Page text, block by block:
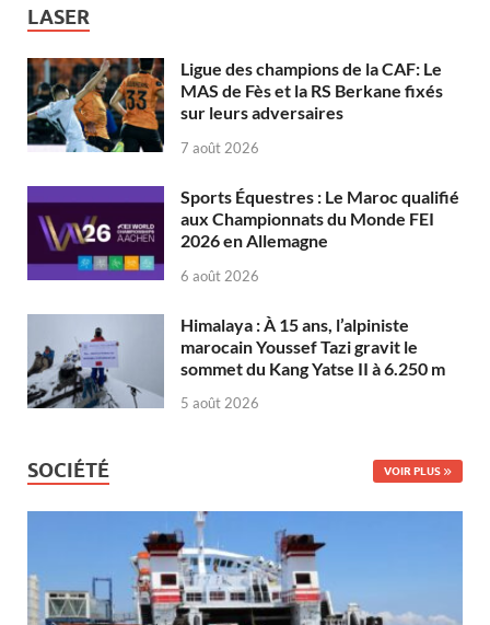
LASER
Ligue des champions de la CAF: Le
MAS de Fès et la RS Berkane fixés
sur leurs adversaires
7 août 2026
Sports Équestres : Le Maroc qualifié
aux Championnats du Monde FEI
2026 en Allemagne
6 août 2026
Himalaya : À 15 ans, l’alpiniste
marocain Youssef Tazi gravit le
sommet du Kang Yatse II à 6.250 m
5 août 2026
SOCIÉTÉ VOIR PLUS